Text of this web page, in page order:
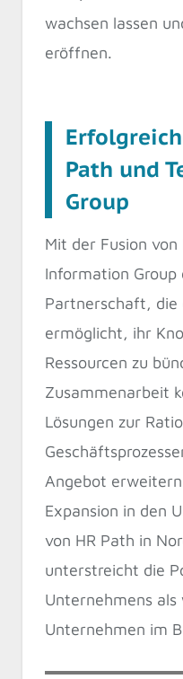
wachsen lassen
eröffnen.
Path und
Group
Mit der Fusion
Information
Partnerschaft, die
ermöglicht, ihr
Ressourcen zu
Zusammenarbeit
Lösungen zur
Angebot
Expansion in den
von HR Path in
unterstreicht die
Unternehmens
Unternehmen im